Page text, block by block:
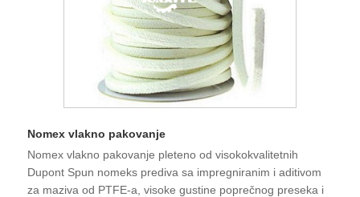
Nomex vlakno pakovanje
Nomex vlakno pakovanje pleteno od visokokvalitetnih
Dupont Spun nomeks prediva sa impregniranim i aditivom
za maziva od PTFE-a, visoke gustine poprečnog preseka i